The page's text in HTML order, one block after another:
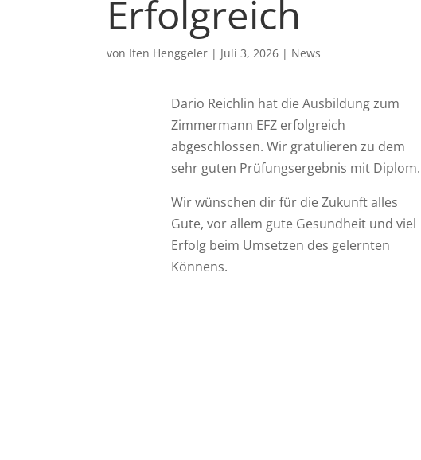
Erfolgreich
von Iten Henggeler | Juli 3, 2026 | News
Dario Reichlin hat die Ausbildung zum
Zimmermann EFZ erfolgreich
abgeschlossen. Wir gratulieren zu dem
sehr guten Prüfungsergebnis mit Diplom.
Wir wünschen dir für die Zukunft alles
Gute, vor allem gute Gesundheit und viel
Erfolg beim Umsetzen des gelernten
Könnens.